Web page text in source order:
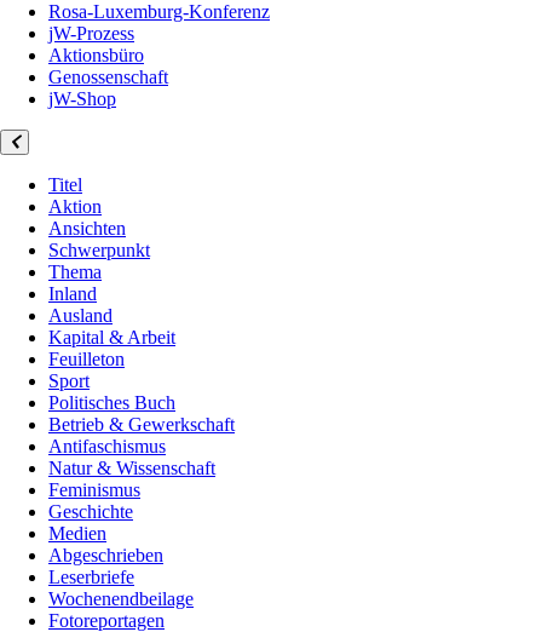
Rosa-Luxemburg-Konferenz
jW-Prozess
Aktionsbüro
Genossenschaft
jW-Shop
Titel
Aktion
Ansichten
Schwerpunkt
Thema
Inland
Ausland
Kapital & Arbeit
Feuilleton
Sport
Politisches Buch
Betrieb & Gewerkschaft
Antifaschismus
Natur & Wissenschaft
Feminismus
Geschichte
Medien
Abgeschrieben
Leserbriefe
Wochenendbeilage
Fotoreportagen